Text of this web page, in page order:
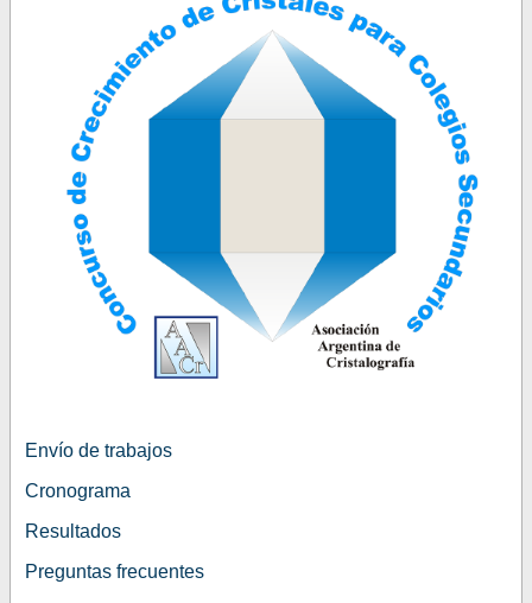
Envío de trabajos
Cronograma
Resultados
Preguntas frecuentes